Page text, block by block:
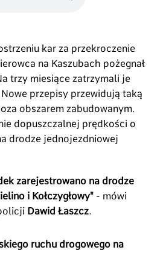
kar za przekroczenie
na Kaszubach pożegnał
trzy miesiące zatrzymali je
przepisy przewidują taką
obszarem zabudowanym.
dopuszczalnej prędkości o
drodze jednojezdniowej
zarejestrowano na drodze
i Kołczygłowy" - mówi
Dawid Łaszcz.
ruchu drogowego na